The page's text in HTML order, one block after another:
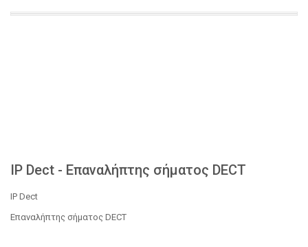
IP Dect - Επαναλήπτης σήματος DECT
IP Dect
Επαναλήπτης σήματος DECT